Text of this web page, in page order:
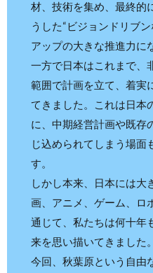
材、技術を集め、最終的
うした“ビジョンドリブ
アップの大きな推進力に
一方で日本はこれまで、
範囲で計画を立て、着実
てきました。これは日本
に、中期経営計画や既存
じ込められてしまう場面
す。
しかし本来、日本には大
画、アニメ、ゲーム、ロ
通じて、私たちは何十年
来を思い描いてきました。
今回、秋葉原という自由